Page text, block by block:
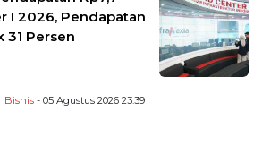
I 2026, Pendapatan
31 Persen
Bisnis - 05 Agustus 2026 23:39